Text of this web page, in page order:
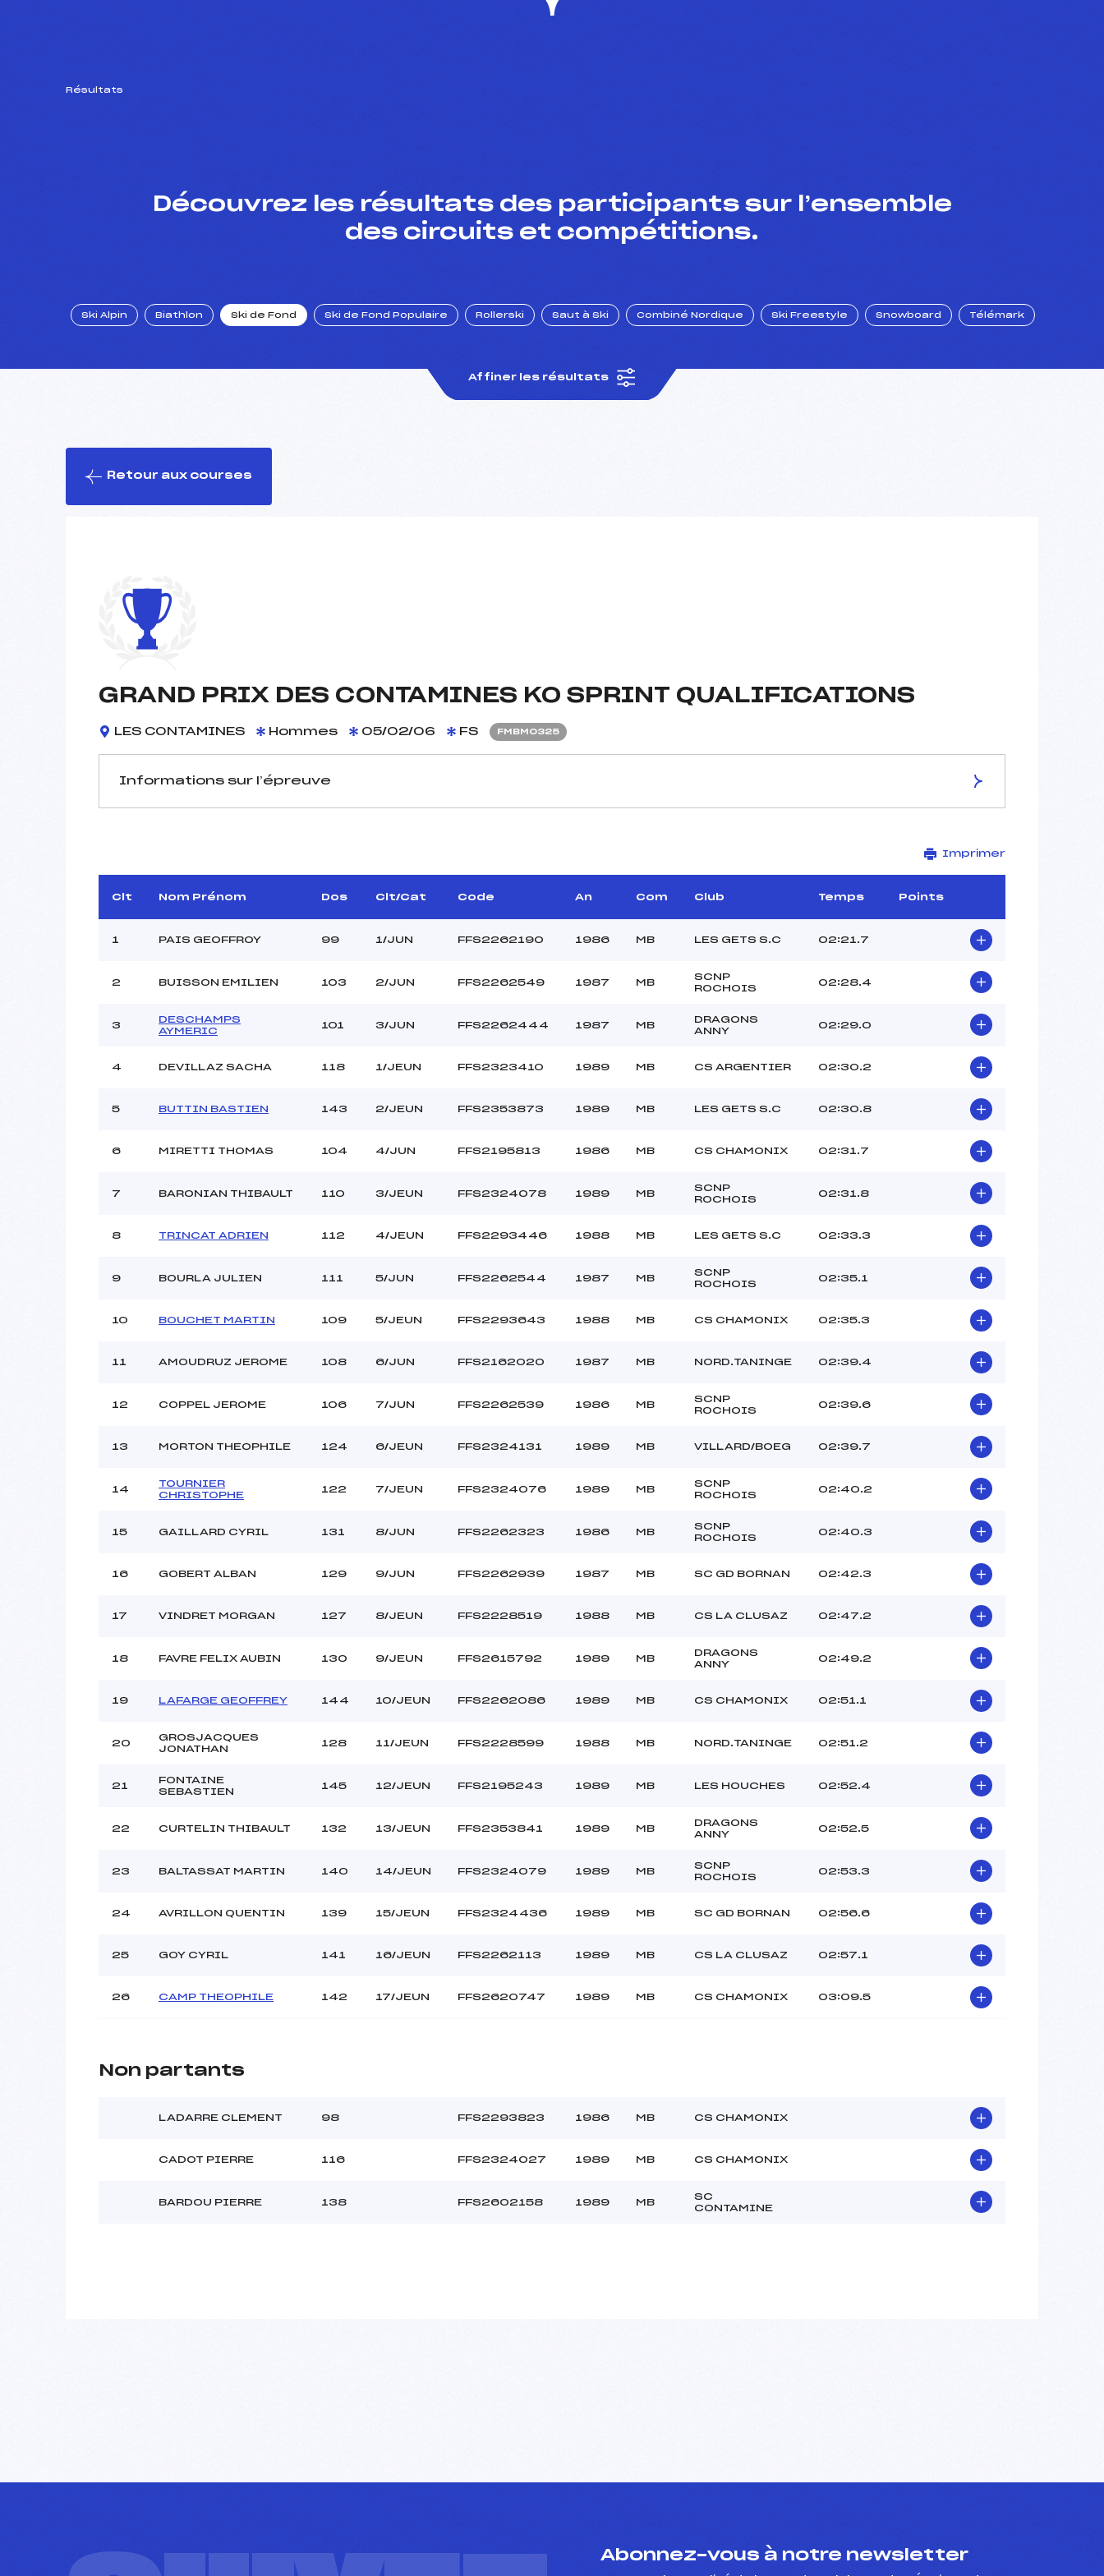
Résultats
Découvrez les résultats des participants sur l’ensemble
des circuits et compétitions.
Ski Alpin Biathlon Ski de Fond Ski de Fond Populaire Rollerski Saut à Ski Combiné Nordique Ski Freestyle Snowboard Télémark
Affiner les résultats
Retour aux courses
GRAND PRIX DES CONTAMINES KO SPRINT QUALIFICATIONS
LES CONTAMINES Hommes 05/02/06 FS FMBM0325
Informations sur l’épreuve
D.T Adjoint :
–
Dir. Epreuve :
BEGHEIN JULIE (MB)
Piste de Replis
Distance :
1 km
Point Haut :
Pénalité appliquée :
–
Imprimer
Clt Nom Prénom Dos Clt/Cat Code An Com Club Temps Points
1 PAIS GEOFFROY 99 1/JUN FFS2262190 1986 MB LES GETS S.C 02:21.7
2 BUISSON EMILIEN 103 2/JUN FFS2262549 1987 MB
SCNP
ROCHOIS
02:28.4
3
DESCHAMPS
AYMERIC
101 3/JUN FFS2262444 1987 MB
DRAGONS
ANNY
02:29.0
4 DEVILLAZ SACHA 118 1/JEUN FFS2323410 1989 MB CS ARGENTIER 02:30.2
5 BUTTIN BASTIEN 143 2/JEUN FFS2353873 1989 MB LES GETS S.C 02:30.8
6 MIRETTI THOMAS 104 4/JUN FFS2195813 1986 MB CS CHAMONIX 02:31.7
7 BARONIAN THIBAULT 110 3/JEUN FFS2324078 1989 MB
SCNP
ROCHOIS
02:31.8
8 TRINCAT ADRIEN 112 4/JEUN FFS2293446 1988 MB LES GETS S.C 02:33.3
9 BOURLA JULIEN 111 5/JUN FFS2262544 1987 MB
SCNP
ROCHOIS
02:35.1
10 BOUCHET MARTIN 109 5/JEUN FFS2293643 1988 MB CS CHAMONIX 02:35.3
11 AMOUDRUZ JEROME 108 6/JUN FFS2162020 1987 MB NORD.TANINGE 02:39.4
12 COPPEL JEROME 106 7/JUN FFS2262539 1986 MB
SCNP
ROCHOIS
02:39.6
13 MORTON THEOPHILE 124 6/JEUN FFS2324131 1989 MB VILLARD/BOEG 02:39.7
14
TOURNIER
CHRISTOPHE
122 7/JEUN FFS2324076 1989 MB
SCNP
ROCHOIS
02:40.2
15 GAILLARD CYRIL 131 8/JUN FFS2262323 1986 MB
SCNP
ROCHOIS
02:40.3
16 GOBERT ALBAN 129 9/JUN FFS2262939 1987 MB SC GD BORNAN 02:42.3
17 VINDRET MORGAN 127 8/JEUN FFS2228519 1988 MB CS LA CLUSAZ 02:47.2
18 FAVRE FELIX AUBIN 130 9/JEUN FFS2615792 1989 MB
DRAGONS
ANNY
02:49.2
19 LAFARGE GEOFFREY 144 10/JEUN FFS2262086 1989 MB CS CHAMONIX 02:51.1
20
GROSJACQUES
JONATHAN
128 11/JEUN FFS2228599 1988 MB NORD.TANINGE 02:51.2
21
FONTAINE
SEBASTIEN
145 12/JEUN FFS2195243 1989 MB LES HOUCHES 02:52.4
22 CURTELIN THIBAULT 132 13/JEUN FFS2353841 1989 MB
DRAGONS
ANNY
02:52.5
23 BALTASSAT MARTIN 140 14/JEUN FFS2324079 1989 MB
SCNP
ROCHOIS
02:53.3
24 AVRILLON QUENTIN 139 15/JEUN FFS2324436 1989 MB SC GD BORNAN 02:56.6
25 GOY CYRIL 141 16/JEUN FFS2262113 1989 MB CS LA CLUSAZ 02:57.1
26 CAMP THEOPHILE 142 17/JEUN FFS2620747 1989 MB CS CHAMONIX 03:09.5
Non partants
LADARRE CLEMENT 98 FFS2293823 1986 MB CS CHAMONIX
CADOT PIERRE 116 FFS2324027 1989 MB CS CHAMONIX
BARDOU PIERRE 138 FFS2602158 1989 MB
SC
CONTAMINE
Abonnez-vous à notre newsletter